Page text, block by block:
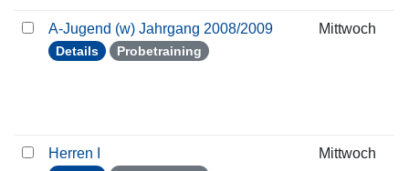
A-Jugend (w) Jahrgang 2008/2009
Details Probetraining
Mittwoch
Herren I Mittwoch